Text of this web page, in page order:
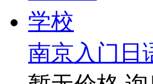
南京入门日